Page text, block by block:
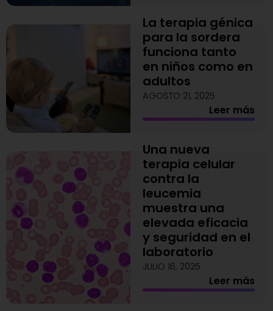
La terapia génica
para la sordera
funciona tanto
en niños como en
adultos
AGOSTO 21, 2025
Leer más
Una nueva
terapia celular
contra la
leucemia
muestra una
elevada eficacia
y seguridad en el
laboratorio
JULIO 16, 2025
Leer más